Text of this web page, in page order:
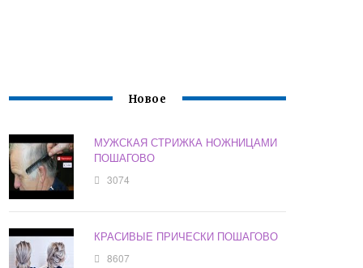
Новое
МУЖСКАЯ СТРИЖКА НОЖНИЦАМИ
ПОШАГОВО
3074
КРАСИВЫЕ ПРИЧЕСКИ ПОШАГОВО
8607